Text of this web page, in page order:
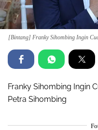
[Bintang] Franky Sihombing Ingin
Franky Sihombing Ingin
Petra Sihombing